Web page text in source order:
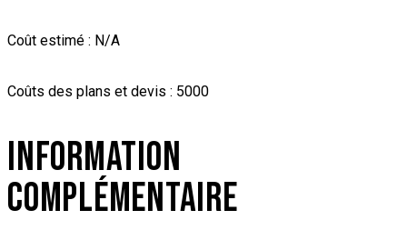
Coût estimé : N/A
Coûts des plans et devis : 5000
INFORMATION
COMPLÉMENTAIRE